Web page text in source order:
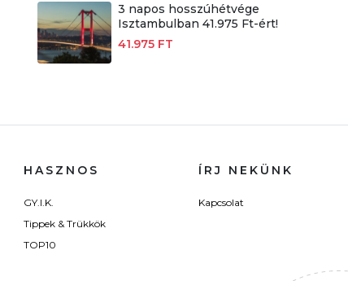
3 napos hosszúhétvége
Isztambulban 41.975 Ft-ért!
41.975 FT
HASZNOS
GY.I.K.
Tippek & Trükkök
TOP10
ÍRJ NEKÜNK
Kapcsolat